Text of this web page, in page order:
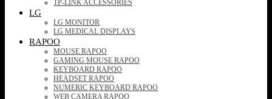
TP-LINK ACCESSORIES
LG
LG MONITOR
LG MEDICAL DISPLAYS
RAPOO
MOUSE RAPOO
GAMING MOUSE RAPOO
KEYBOARD RAPOO
HEADSET RAPOO
NUMERIC KEYBOARD RAPOO
WEB CAMERA RAPOO